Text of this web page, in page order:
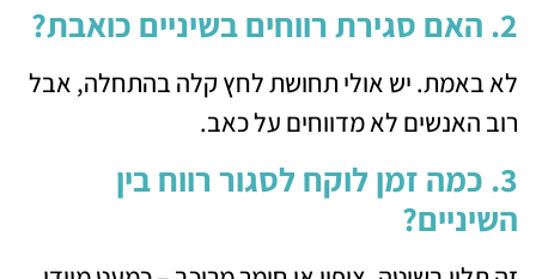
2. האם סגירת רווחים בשיניים כואבת?
לא באמת. יש אולי תחושת לחץ קלה בהתחלה, אבל
רוב האנשים לא מדווחים על כאב.
3. כמה זמן לוקח לסגור רווח בין
השיניים?